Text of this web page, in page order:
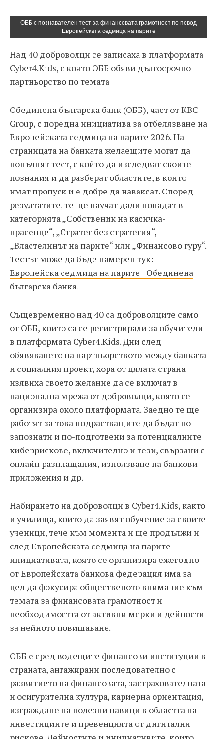
ОББ с познавателен тест за финансовата грамотност по повод
Европейската седмица на парите
Над 40 доброволци се записаха в платформата
Cyber4.Kids, с която ОББ обяви дългосрочно
партньорство по темата
Обединена българска банк (ОББ), част от KBC
Group, с поредна инициатива за отбелязване на
Европейската седмица на парите 2026. На
страницата на банката желаещите могат да
попълнят тест, с който да изследват своите
познания и да разберат областите, в които
имат пропуск и е добре да наваксат. Според
резултатите, те ще научат дали попадат в
категорията „Собственик на касичка-
прасенце“, „Стратег без стратегия“,
„Властелинът на парите“ или „Финансово гуру“.
Тестът може да бъде намерен тук:
Европейска седмица на парите | Обединена
българска банка.
Същевременно над 40 са доброволците само
от ОББ, които са се регистрирали за обучители
в платформата Cyber4.Kids. Дни след
обявяването на партньорството между банката
и социалния проект, хора от цялата страна
изявиха своето желание да се включат в
национална мрежа от доброволци, която се
организира около платформата. Заедно те ще
работят за това подрастващите да бъдат по-
запознати и по-подготвени за потенциалните
киберрискове, включително и тези, свързани с
онлайн разплащания, използване на банкови
приложения и др.
Набирането на доброволци в Cyber4.Kids, както
и училища, които да заявят обучение за своите
ученици, тече към момента и ще продължи и
след Европейската седмица на парите -
инициативата, която се организира ежегодно
от Европейската банкова федерация има за
цел да фокусира общественото внимание към
темата за финансовата грамотност и
необходимостта от активни мерки и дейности
за нейното повишаване.
ОББ е сред водещите финансови институции в
страната, ангажирани последователно с
развитието на финансовата, застрахователната
и осигурителна култура, кариерна ориентация,
изграждане на полезни навици в областта на
инвестициите и превенцията от дигитални